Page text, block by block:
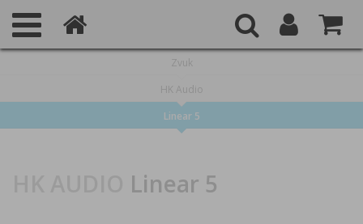
Zvuk
HK Audio
Linear 5
Linear 5